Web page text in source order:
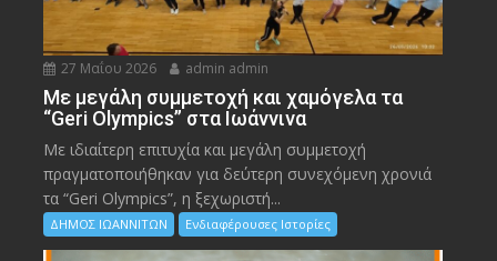
27 Μαΐου 2026 admin admin
Με μεγάλη συμμετοχή και χαμόγελα τα
“Geri Olympics” στα Ιωάννινα
Με ιδιαίτερη επιτυχία και μεγάλη συμμετοχή
πραγματοποιήθηκαν για δεύτερη συνεχόμενη χρονιά
τα “Geri Olympics”, η ξεχωριστή...
ΔΗΜΟΣ ΙΩΑΝΝΙΤΩΝ Ενδιαφέρουσες Ιστορίες